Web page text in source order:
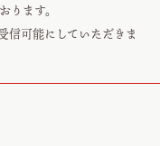
ます。
信可能にしていただきま